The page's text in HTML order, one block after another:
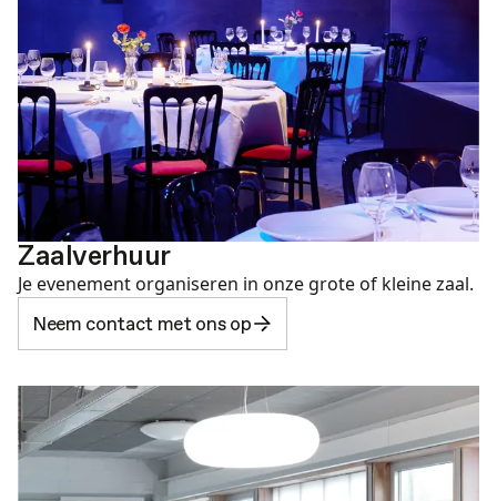
Zaalverhuur
Je evenement organiseren in onze grote of kleine zaal.
Neem contact met ons op